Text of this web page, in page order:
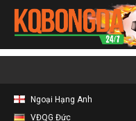
Ngoại Hạng Anh
VĐQG Đức